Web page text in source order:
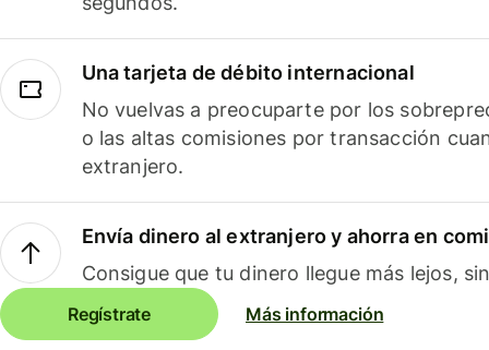
Una tarjeta de débito internacional
No vuelvas a preocuparte por los
o las altas comisiones por transacción
extranjero.
Envía dinero al extranjero y ahorra en
Consigue que tu dinero llegue más lejos,
Regístrate Más información